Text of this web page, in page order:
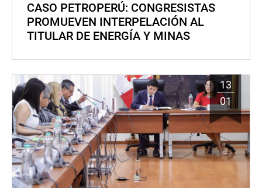
CASO PETROPERÚ: CONGRESISTAS
PROMUEVEN INTERPELACIÓN AL
TITULAR DE ENERGÍA Y MINAS
13
01